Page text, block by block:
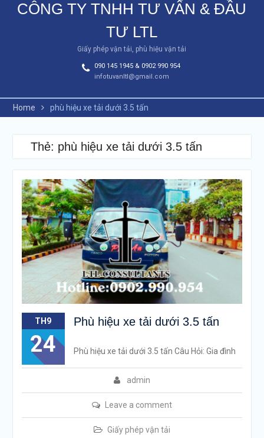
CÔNG TY TNHH TƯ VẤN & ĐẦU
TƯ LTL
Giấy phép vận tải, phù hiệu vận tải
090 145 1945 & 0902 990 954
infotuvanltl@gmail.com
Home phù hiệu xe tải dưới 3.5 tấn
Thẻ: phù hiệu xe tải dưới 3.5 tấn
TH9
24
Phù hiệu xe tải dưới 3.5 tấn
admin
Leave a comment
Giấy phép vận tải
Phù hiệu xe tải dưới 3.5 tấn Câu Hỏi: Gia đình